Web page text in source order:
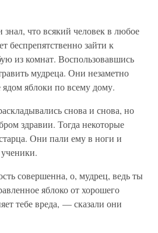
что всякий человек в любое
беспрепятственно зайти к
из комнат. Воспользовавшись
мудреца. Они незаметно
яблоки по всему дому.
снова и снова, но
здравии. Тогда некоторые
Они пали ему в ноги и
совершенна, о, мудрец, ведь ты
яблоко от хорошего
тебе вреда, — сказали они